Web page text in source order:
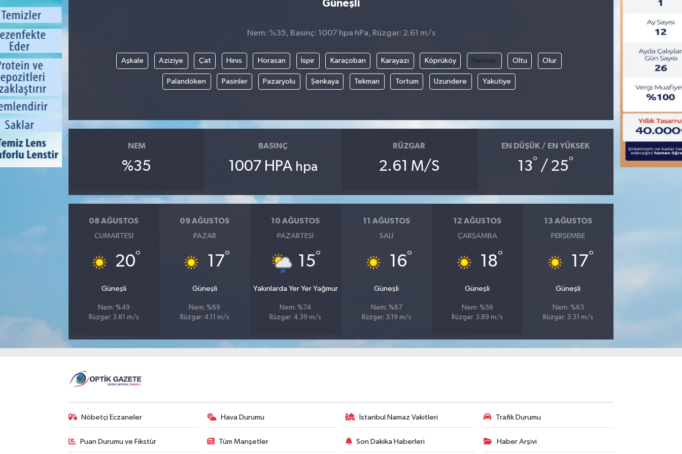
Güneşli
Nem: %35, Basınç: 1007 hpa hPa, Rüzgar: 2.61 m/s
Aşkale Aziziye Çat Hınıs Horasan İspir Karaçoban Karayazı Köprüköy Narman Oltu Olur
Palandöken Pasinler Pazaryolu Şenkaya Tekman Tortum Uzundere Yakutiye
NEM
%35
BASINÇ
1007 HPA hpa
RÜZGAR
2.61 M/S
EN DÜŞÜK / EN YÜKSEK
13° / 25°
08 AĞUSTOS
CUMARTESI
20°
Güneşli
Nem: %49
Rüzgar: 3.81 m/s
09 AĞUSTOS
PAZAR
17°
Güneşli
Nem: %69
Rüzgar: 4.11 m/s
10 AĞUSTOS
PAZARTESI
15°
Yakınlarda Yer Yer Yağmur
Nem: %74
Rüzgar: 4.39 m/s
11 AĞUSTOS
SALI
16°
Güneşli
Nem: %67
Rüzgar: 3.19 m/s
12 AĞUSTOS
ÇARŞAMBA
18°
Güneşli
Nem: %56
Rüzgar: 3.89 m/s
13 AĞUSTOS
PERŞEMBE
17°
Güneşli
Nem: %63
Rüzgar: 3.31 m/s
Nöbetçi Eczaneler Hava Durumu İstanbul Namaz Vakitleri Trafik Durumu
Puan Durumu ve Fikstür Tüm Manşetler Son Dakika Haberleri Haber Arşivi